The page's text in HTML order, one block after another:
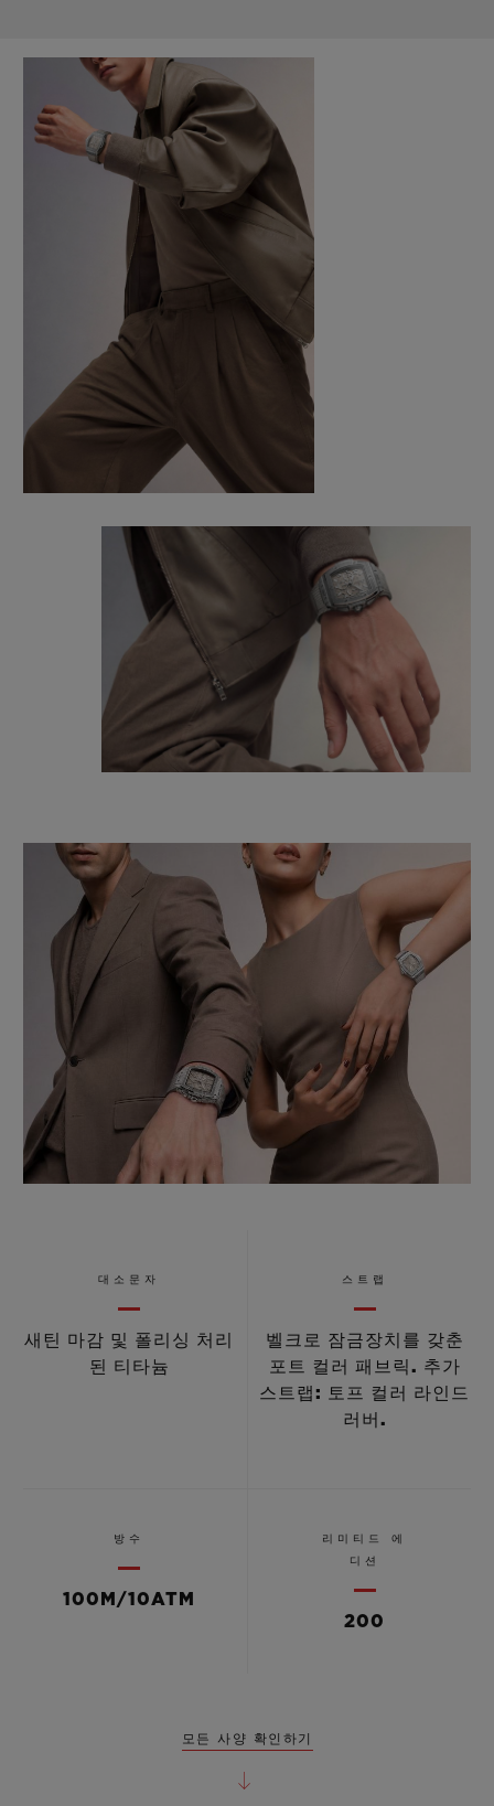
대소문자
새틴 마감 및 폴리싱 처리
된 티타늄
스트랩
벨크로 잠금장치를 갖춘
포트 컬러 패브릭. 추가
스트랩: 토프 컬러 라인드
러버.
방수
100M/10ATM
리미티드 에
디션
200
모든 사양 확인하기